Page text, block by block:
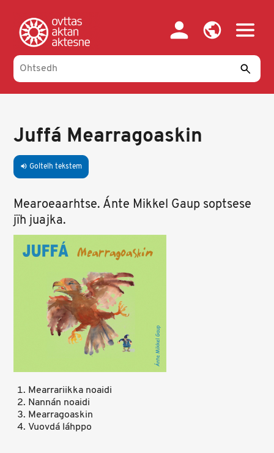
main
content
Juffá Mearragoaskin
volume_up Goltelh tekstem
Mearoeaarhtse. Ánte Mikkel Gaup soptsese
jïh juajka.
Mearrariikka noaidi
Nannán noaidi
Mearragoaskin
Vuovdá láhppo